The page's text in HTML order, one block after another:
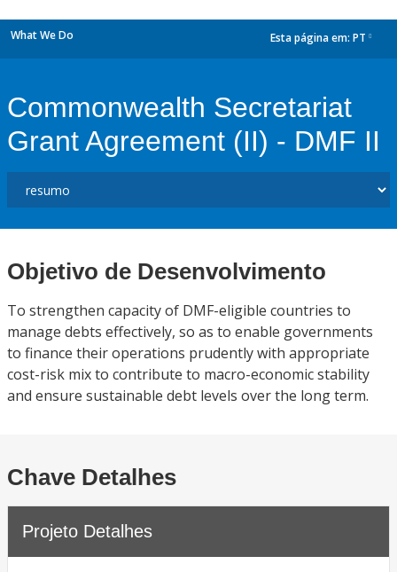
What We Do Esta página em: PT
Commonwealth Secretariat
Grant Agreement (II) - DMF II
Objetivo de Desenvolvimento
To strengthen capacity of DMF-eligible countries to
manage debts effectively, so as to enable governments
to finance their operations prudently with appropriate
cost-risk mix to contribute to macro-economic stability
and ensure sustainable debt levels over the long term.
Chave Detalhes
Projeto Detalhes